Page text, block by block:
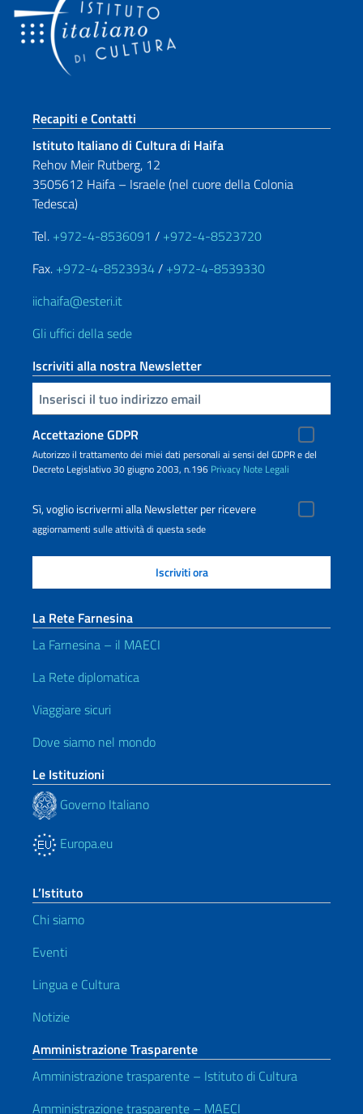
Sezione footer
Recapiti e Contatti
Istituto Italiano di Cultura di Haifa
Rehov Meir Rutberg, 12
3505612 Haifa – Israele (nel cuore della Colonia
Tedesca)
Tel. +972-4-8536091 / +972-4-8523720
Fax. +972-4-8523934/ +972-4-8539330
iichaifa@esteri.it
Gli uffici della sede
Iscriviti alla nostra Newsletter
Inserisci la tua email
Accettazione GDPR
Autorizzo il trattamento dei miei dati personali ai sensi del GDPR e del
Decreto Legislativo 30 giugno 2003, n.196 Privacy Note Legali
Sì, voglio iscrivermi alla Newsletter per ricevere
aggiornamenti sulle attività di questa sede
La Rete Farnesina
La Farnesina – il MAECI
La Rete diplomatica
Viaggiare sicuri
Dove siamo nel mondo
Le Istituzioni
Governo Italiano
Europa.eu
L’Istituto
Chi siamo
Eventi
Lingua e Cultura
Notizie
Amministrazione Trasparente
Amministrazione trasparente – Istituto di Cultura
Amministrazione trasparente – MAECI